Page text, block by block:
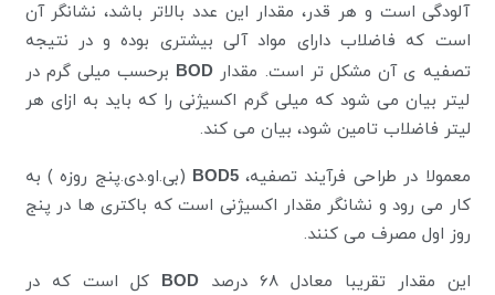
آلودگی است و هر قدر، مقدار این عدد بالاتر باشد، نشانگر آن
است که فاضلاب دارای مواد آلی بیشتری بوده و در نتیجه
تصفیه ی آن مشکل تر است. مقدار BOD برحسب میلی گرم در
لیتر بیان می شود که میلی گرم اکسیژنی را که باید به ازای هر
لیتر فاضلاب تامین شود، بیان می کند.
معمولا در طراحی فرآیند تصفیه،
(بی.او.دی.پنج روزه ) به
کار می رود و نشانگر مقدار اکسیژنی است که باکتری ها در پنج
روز اول مصرف می کنند.
این مقدار تقریبا معادل 68 درصد BOD
کل است که در